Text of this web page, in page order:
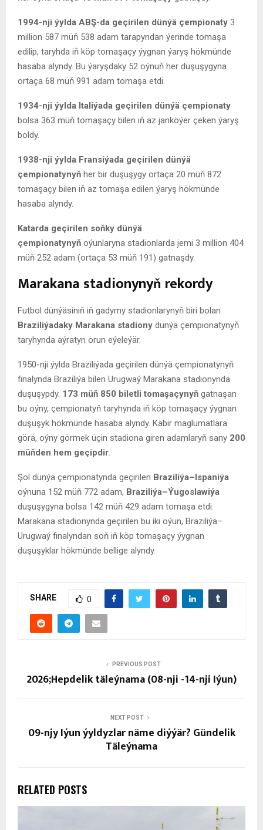
1994-nji ýylda ABŞ-da geçirilen dünýä çempionaty 3
million 587 müň 538 adam tarapyndan ýerinde tomaşa
edilip, taryhda iň köp tomaşaçy ýygnan ýaryş hökmünde
hasaba alyndy. Bu ýaryşdaky 52 oýnuň her duşuşygyna
ortaça 68 müň 991 adam tomaşa etdi.
1934-nji ýylda Italiýada geçirilen dünýä çempionaty
bolsa 363 müň tomaşaçy bilen iň az janköýer çeken ýaryş
boldy.
1938-nji ýylda Fransiýada geçirilen dünýä
çempionatynyň her bir duşuşygy ortaça 20 müň 872
tomaşaçy bilen iň az tomaşa edilen ýaryş hökmünde
hasaba alyndy.
Katarda geçirilen soňky dünýä
çempionatynyň oýunlaryna stadionlarda jemi 3 million 404
müň 252 adam (ortaça 53 müň 191) gatnaşdy.
Marakana stadionynyň rekordy
Futbol dünýäsiniň iň gadymy stadionlarynyň biri bolan
Braziliýadaky Marakana stadiony dünýä çempionatynyň
taryhynda aýratyn orun eýeleýär.
1950-nji ýylda Braziliýada geçirilen dünýä çempionatynyň
finalynda Braziliýa bilen Urugwaý Marakana stadionynda
duşuşypdy. 173 müň 850 biletli tomaşaçynyň gatnaşan
bu oýny, çempionatyň taryhynda iň köp tomaşaçy ýygnan
duşuşyk hökmünde hasaba alyndy. Käbir maglumatlara
görä, oýny görmek üçin stadiona giren adamlaryň sany 200
müňden hem geçipdir.
Şol dünýä çempionatynda geçirilen Braziliýa–Ispaniýa
oýnuna 152 müň 772 adam, Braziliýa–Ýugoslawiýa
duşuşygyna bolsa 142 müň 429 adam tomaşa etdi.
Marakana stadionynda geçirilen bu iki oýun, Braziliýa–
Urugwaý finalyndan soň iň köp tomaşaçy ýygnan
duşuşyklar hökmünde bellige alyndy.
SHARE 0
PREVIOUS POST
2026;Hepdelik täleýnama (08-nji -14-nji Iýun)
NEXT POST
09-njy Iýun ýyldyzlar näme diýýär? Gündelik
Täleýnama
RELATED POSTS